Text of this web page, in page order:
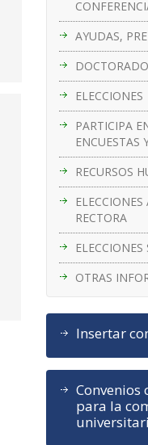
AYUDAS,
DOCTORADO
ELECCIONES
PARTICIPA
ENCUESTAS
RECURSOS
RECTORA
OTRAS
Insertar
Convenios
para la